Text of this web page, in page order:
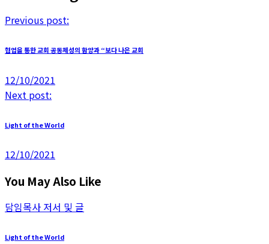
Previous post:
협업을 통한 교회 공동체성의 함양과 “보다 나은 교회
12/10/2021
Next post:
Light of the World
12/10/2021
You May Also Like
담임목사 저서 및 글
Light of the World